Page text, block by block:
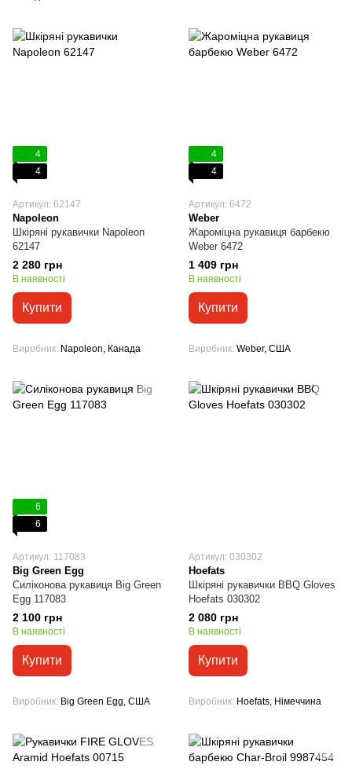
4
4
Артикул: 62147
Napoleon
Шкіряні рукавички Napoleon
62147
2 280 грн
В наявності
Купити
Виробник Napoleon, Канада
4
4
Артикул: 6472
Weber
Жароміцна рукавиця барбекю
Weber 6472
1 409 грн
В наявності
Купити
Виробник Weber, США
6
6
Артикул: 117083
Big Green Egg
Силіконова рукавиця Big Green
Egg 117083
2 100 грн
В наявності
Купити
Виробник Big Green Egg, США
Артикул: 030302
Hoefats
Шкіряні рукавички BBQ Gloves
Hoefats 030302
2 080 грн
В наявності
Купити
Виробник Hoefats, Німеччина